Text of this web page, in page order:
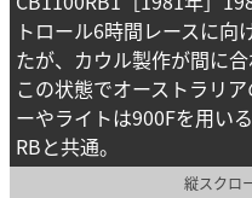
トロール6時間レースに向
たが、カウル製作が間に
この状態でオーストラリ
ーやライトは900Fを用い
RBと共通。
縦スクロ